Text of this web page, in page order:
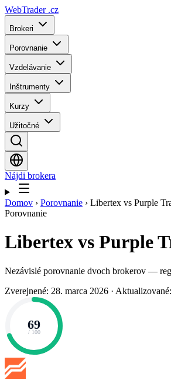
WebTrader .cz
Brokeri
Porovnanie
Vzdelávanie
Inštrumenty
Kurzy
Užitočné
Nájdi brokera
Domov › Porovnanie › Libertex vs Purple
Porovnanie
Libertex vs Purple
Nezávislé porovnanie dvoch brokerov —
Zverejnené: 28. marca 2026 ·
69
/ 100